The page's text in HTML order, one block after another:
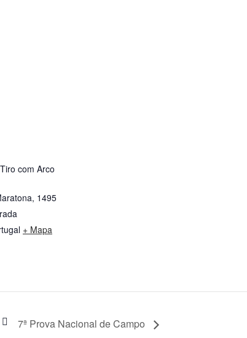
com Arco
1495
+ Mapa
7ª Prova Nacional de Campo